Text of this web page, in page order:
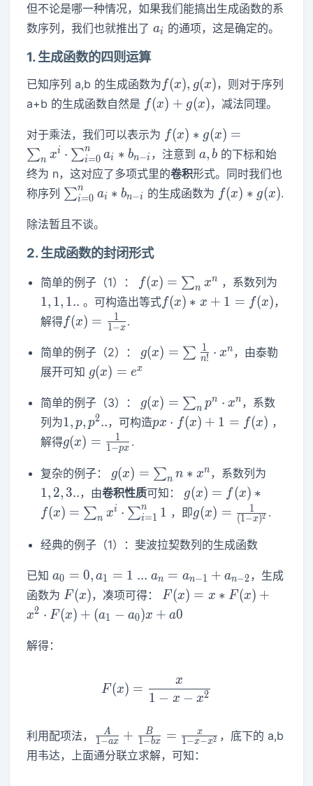
但不论是哪一种情况，如果我们能搞出生成函数的系
数序列，我们也就推出了a_i
ai 的通项，这是确定的。
1. 生成函数的四则运算
已知序列 a,b 的生成函数为 f(x),g(x)
f(x), g(x)，则对于序列
a+b 的生成函数自然是 f(x)+g(x)
f(x) + g(x)，减法同理。
对于乘法，我们可以表示为 f(x)*g(x)=\sum_n
x^i \cdot
\sum_{i=0}^n
a_i*b_{n-i}
f(x) ∗ g(x) =
∑n xi ⋅ ∑i=0
n ai ∗ bn−i ，注意到a,b
a, b 的下标和始
终为 n，这对应了多项式里的卷积形式。同时我们也
称序列 \sum_{i=0}^n
∑i=0
n ai ∗ bn−i 的生成函数为 f(x)*g(x)
f(x) ∗ g(x).
除法暂且不谈。
2. 生成函数的封闭形式
简单的例子（1）：
f(x)=\sum_n
x^n
f(x) = ∑n xn ，系数列为
1, 1, 1.. 。可构造出等式f(x)*x+1=f(x)
f(x) ∗ x + 1 = f(x)，
解得f(x)=\frac{1}
f(x) = 1−x
1 .
简单的例子（2）： g(x)=\sum
\frac{1}
x^n
g(x) = ∑ n!
1 ⋅ xn ，由泰勒
展开可知 g(x)
e^x
g(x) = ex
简单的例子（3）： g(x)=\sum_n
p^n\cdot x^n
g(x) = ∑n pn ⋅ xn ，系数
列为1,p,p^2..
1, p, p2..，可构造px\cdot
px ⋅ f(x) + 1 = f(x) ，
解得g(x)=\frac{1}
g(x) = 1−px
1 .
复杂的例子： g(x)=\sum_n
n*x^n
g(x) = ∑n n ∗ xn ，系数列为
1, 2, 3..，由卷积性质可知：
x^i \cdot
\sum_{i=1}^n 1
g(x) = f(x) ∗
f(x) = ∑n xi ⋅ ∑i=1
n 1 ，即g(x)=\frac{1}
{(1-x)^2}
g(x) = (1−x)2
1 .
经典的例子（1）：斐波拉契数列的生成函数
已知a_0=0,a_1=1~...~a_n=a_{n-
1}+a_{n-2}
a0 = 0, a1 = 1 ... an = an−1 + an−2，生成
函数为F(x)
F (x)，凑项可得：F(x)=x*F(x)+x^2\cdot
F(x)+(a_1-a_0)x+a0
F (x) = x ∗ F (x) +
x2 ⋅ F (x) + (a1 − a0)x + a0
解得：
F(x)=\frac{x}{1-x-x^2}
F (x) =
1 − x − x2
x
利用配项法，
\frac{A}{1-
ax}+\frac{B}
{1-
1−ax
A + 1−bx
B = 1−x−x2
x
，底下的 a,b
用韦达，上面通分联立求解，可知：